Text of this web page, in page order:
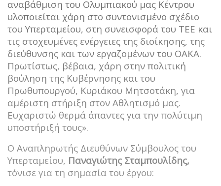
αναβάθμιση του Ολυμπιακού μας Κέντρου
υλοποιείται χάρη στο συντονισμένο σχέδιο
του Υπερταμείου, στη συνεισφορά του ΤΕΕ και
τις στοχευμένες ενέργειες της διοίκησης, της
διεύθυνσης και των εργαζομένων του ΟΑΚΑ.
Πρωτίστως, βέβαια, χάρη στην πολιτική
βούληση της Κυβέρνησης και του
Πρωθυπουργού, Κυριάκου Μητσοτάκη, για
αμέριστη στήριξη στον Αθλητισμό μας.
Ευχαριστώ θερμά άπαντες για την πολύτιμη
υποστήριξή τους».
Ο Αναπληρωτής Διευθύνων Σύμβουλος του
Υπερταμείου, Παναγιώτης Σταμπουλίδης,
τόνισε για τη σημασία του έργου: